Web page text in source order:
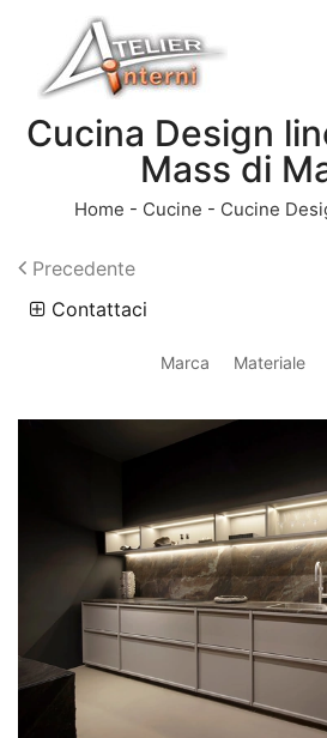
Cucina Design
Mass di
Home - Cucine - Cucine
Precedente
Contattaci
Marca Materiale